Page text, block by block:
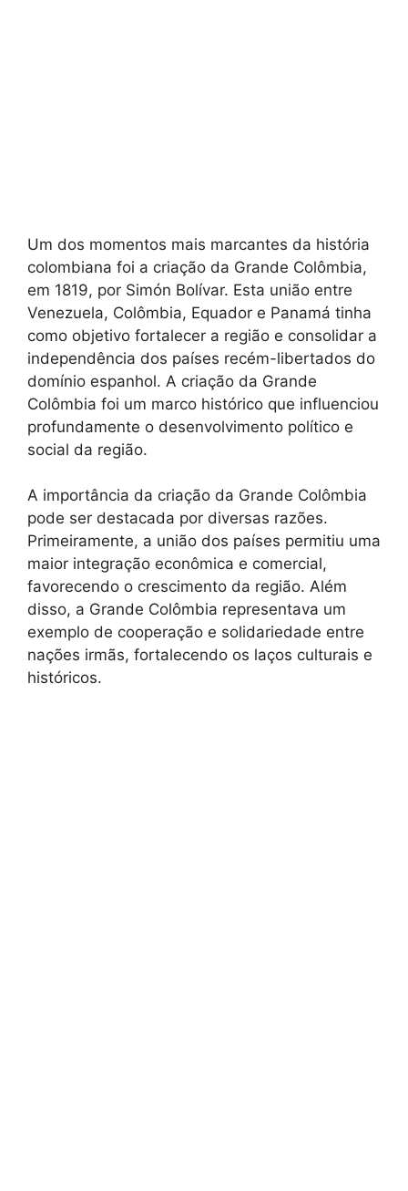
Um dos momentos mais marcantes da história
colombiana foi a criação da Grande Colômbia,
em 1819, por Simón Bolívar. Esta união entre
Venezuela, Colômbia, Equador e Panamá tinha
como objetivo fortalecer a região e consolidar a
independência dos países recém-libertados do
domínio espanhol. A criação da Grande
Colômbia foi um marco histórico que influenciou
profundamente o desenvolvimento político e
social da região.
A importância da criação da Grande Colômbia
pode ser destacada por diversas razões.
Primeiramente, a união dos países permitiu uma
maior integração econômica e comercial,
favorecendo o crescimento da região. Além
disso, a Grande Colômbia representava um
exemplo de cooperação e solidariedade entre
nações irmãs, fortalecendo os laços culturais e
históricos.